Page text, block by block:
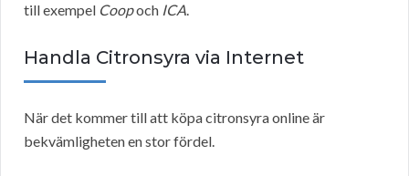
till exempel Coopoch ICA.
Handla Citronsyra via Internet
När det kommer till att köpa citronsyra online är
bekvämligheten en stor fördel.